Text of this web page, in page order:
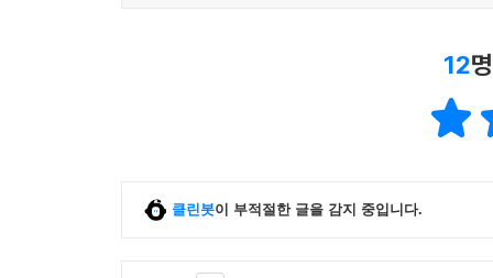
12
클린봇이 부적절한 글을 감지 중입니다.